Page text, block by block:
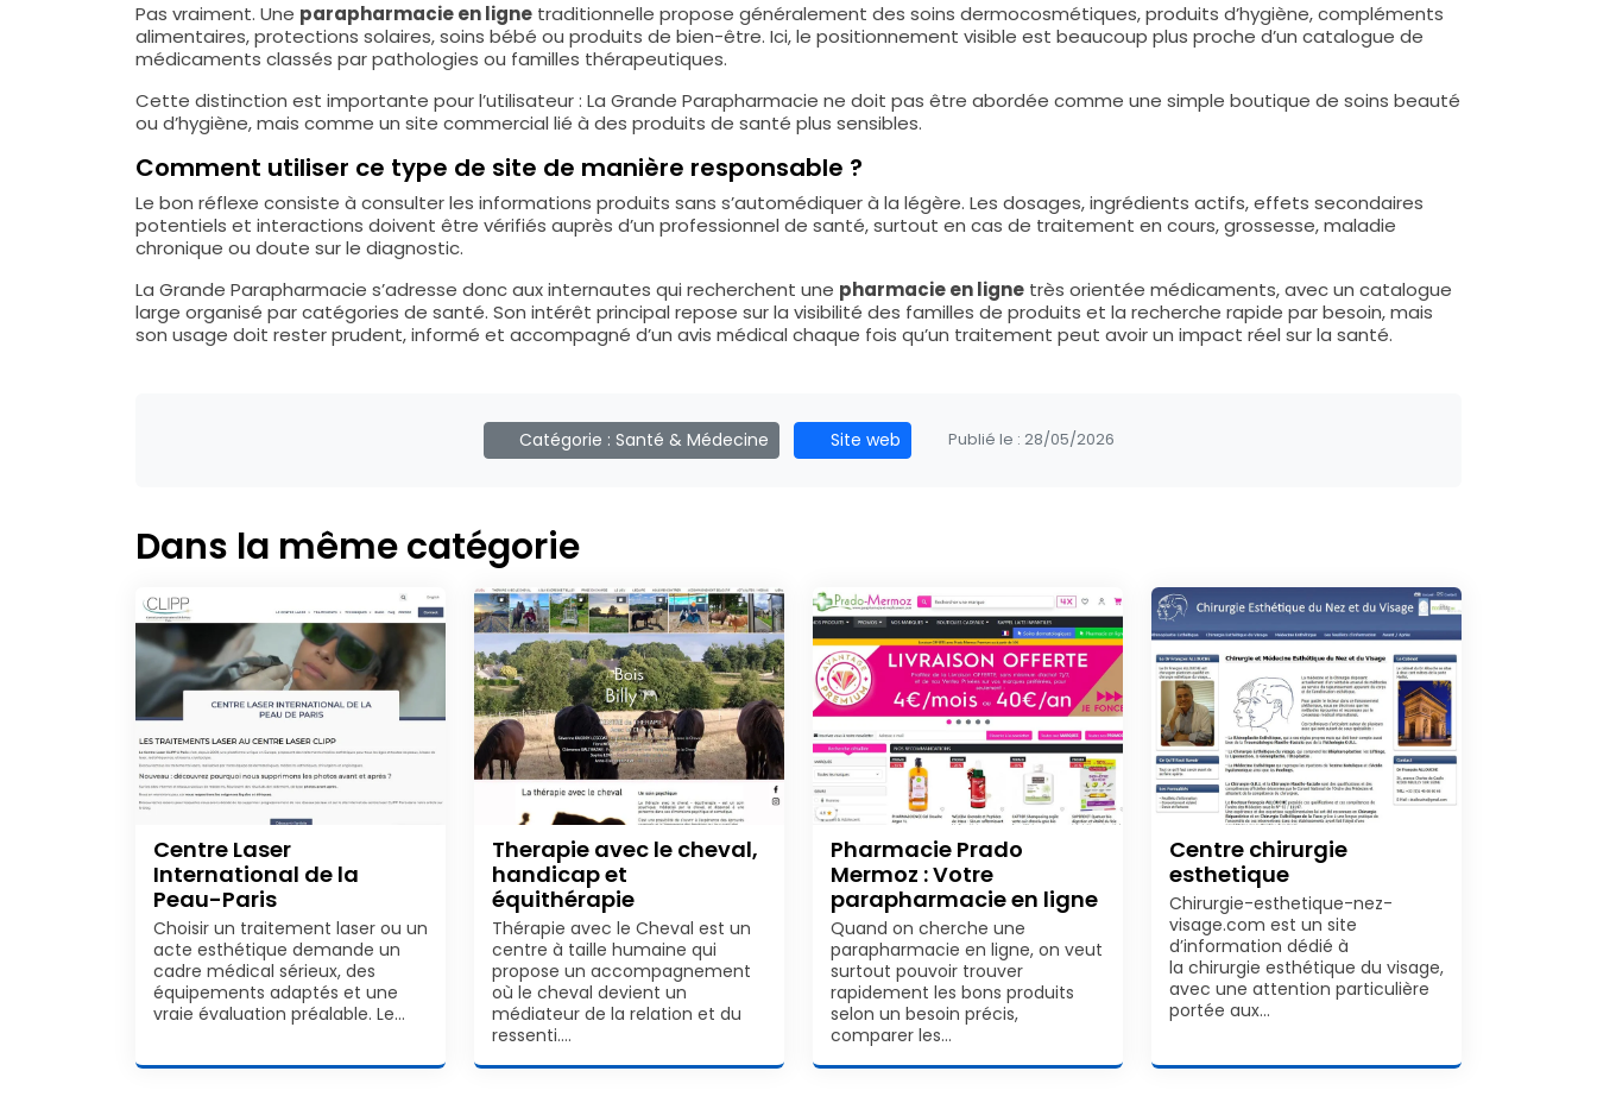
Pas vraiment. Une parapharmacie en ligne traditionnelle propose généralement des soins dermocosmétiques, produits d’hygiène, compléments
alimentaires, protections solaires, soins bébé ou produits de bien-être. Ici, le positionnement visible est beaucoup plus proche d’un catalogue de
médicaments classés par pathologies ou familles thérapeutiques.
Cette distinction est importante pour l’utilisateur : La Grande Parapharmacie ne doit pas être abordée comme une simple boutique de soins beauté
ou d’hygiène, mais comme un site commercial lié à des produits de santé plus sensibles.
Comment utiliser ce type de site de manière responsable ?
Le bon réflexe consiste à consulter les informations produits sans s’automédiquer à la légère. Les dosages, ingrédients actifs, effets secondaires
potentiels et interactions doivent être vérifiés auprès d’un professionnel de santé, surtout en cas de traitement en cours, grossesse, maladie
chronique ou doute sur le diagnostic.
La Grande Parapharmacie s’adresse donc aux internautes qui recherchent une pharmacie en ligne très orientée médicaments, avec un catalogue
large organisé par catégories de santé. Son intérêt principal repose sur la visibilité des familles de produits et la recherche rapide par besoin, mais
son usage doit rester prudent, informé et accompagné d’un avis médical chaque fois qu’un traitement peut avoir un impact réel sur la santé.
Catégorie : Santé & Médecine Site web Publié le : 28/05/2026
Dans la même catégorie
Centre Laser
International de la
Peau-Paris
Choisir un traitement laser ou un
acte esthétique demande un
cadre médical sérieux, des
équipements adaptés et une
vraie évaluation préalable. Le…
Therapie avec le cheval,
handicap et
équithérapie
Thérapie avec le Cheval est un
centre à taille humaine qui
propose un accompagnement
où le cheval devient un
médiateur de la relation et du
ressenti.…
Pharmacie Prado
Mermoz : Votre
parapharmacie en ligne
Quand on cherche une
parapharmacie en ligne, on veut
surtout pouvoir trouver
rapidement les bons produits
selon un besoin précis,
comparer les…
Centre chirurgie
esthetique
Chirurgie-esthetique-nez-
visage.com est un site
d’information dédié à
la chirurgie esthétique du visage,
avec une attention particulière
portée aux…